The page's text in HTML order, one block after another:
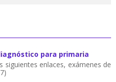
para primaria
siguientes enlaces, exámenes de